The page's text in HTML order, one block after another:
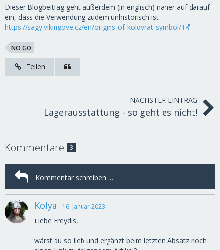
Dieser Blogbeitrag geht außerdem (in englisch) näher auf darauf
ein, dass die Verwendung zudem unhistorisch ist
https://sagy.vikingove.cz/en/origins-of-kolovrat-symbol/
NO GO
Teilen
NÄCHSTER EINTRAG
Lagerausstattung - so geht es nicht!
Kommentare 3
Kolya 16. Januar 2023
Liebe Freydis,
wärst du so lieb und ergänzt beim letzten Absatz noch